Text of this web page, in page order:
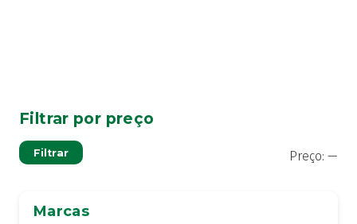
Filtrar por preço
Filtrar Preço: —
Marcas